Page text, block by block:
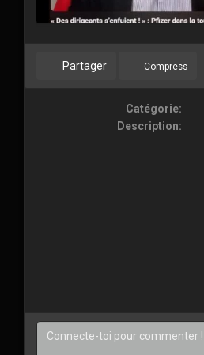
Partager Compress
Catégorie:
Description: